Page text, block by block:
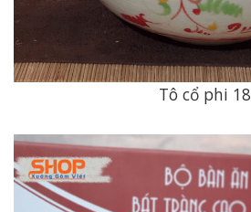
Tô cổ phi 18